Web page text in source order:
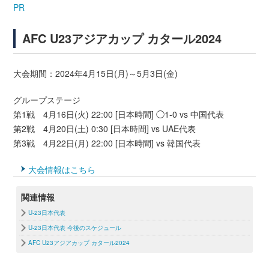
PR
AFC U23アジアカップ カタール2024
大会期間：2024年4月15日(月)～5月3日(金)
グループステージ
第1戦 4月16日(火) 22:00 [日本時間] ◯1-0 vs 中国代表
第2戦 4月20日(土) 0:30 [日本時間] vs UAE代表
第3戦 4月22日(月) 22:00 [日本時間] vs 韓国代表
大会情報はこちら
関連情報
U-23日本代表
U-23日本代表 今後のスケジュール
AFC U23アジアカップ カタール2024